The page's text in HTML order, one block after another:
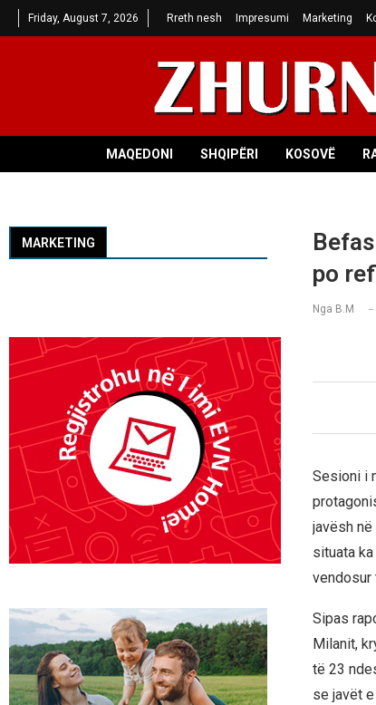
Friday, August 7, 2026 Rreth nesh Impresumi Marketing
MAQEDONI SHQIPËRI KOSOVË
po
Nga B.M
Sesioni i
javësh
situata
vendosur
Sipas
Milanit,
të 23
se javët
MARKETING